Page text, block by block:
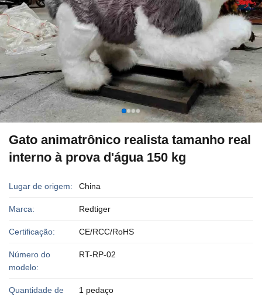
Gato animatrônico realista tamanho real
interno à prova d'água 150 kg
Lugar de origem: China
Marca: Redtiger
Certificação: CE/RCC/RoHS
Número do
modelo:
RT-RP-02
Quantidade de
1 pedaço